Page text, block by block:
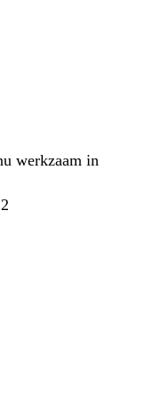
werkzaam in